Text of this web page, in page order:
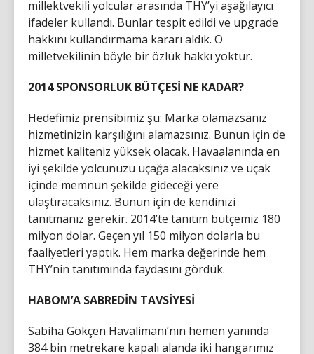
millektvekili yolcular arasında THY’yi aşağılayıcı
ifadeler kullandı. Bunlar tespit edildi ve upgrade
hakkını kullandırmama kararı aldık. O
milletvekilinin böyle bir özlük hakkı yoktur.
2014 SPONSORLUK BÜTÇESİ NE KADAR?
Hedefimiz prensibimiz şu: Marka olamazsanız
hizmetinizin karşılığını alamazsınız. Bunun için de
hizmet kaliteniz yüksek olacak. Havaalanında en
iyi şekilde yolcunuzu uçağa alacaksınız ve uçak
içinde memnun şekilde gideceği yere
ulaştıracaksınız. Bunun için de kendinizi
tanıtmanız gerekir. 2014’te tanıtım bütçemiz 180
milyon dolar. Geçen yıl 150 milyon dolarla bu
faaliyetleri yaptık. Hem marka değerinde hem
THY’nin tanıtımında faydasını gördük.
HABOM’A SABREDİN TAVSİYESİ
Sabiha Gökçen Havalimanı’nın hemen yanında
384 bin metrekare kapalı alanda iki hangarımız